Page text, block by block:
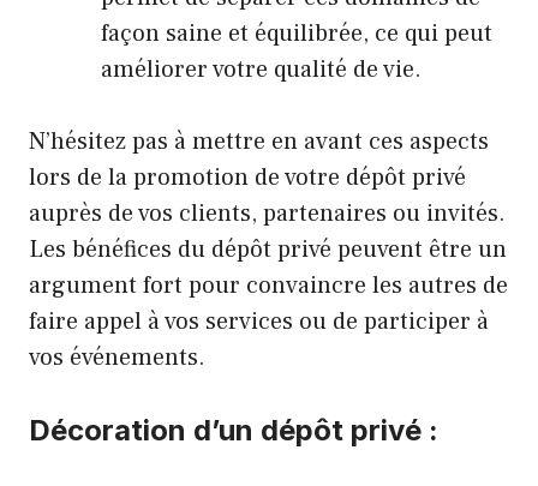
façon saine et équilibrée, ce qui peut
améliorer votre qualité de vie.
N’hésitez pas à mettre en avant ces aspects
lors de la promotion de votre dépôt privé
auprès de vos clients, partenaires ou invités.
Les bénéfices du dépôt privé peuvent être un
argument fort pour convaincre les autres de
faire appel à vos services ou de participer à
vos événements.
Décoration d’un dépôt privé :